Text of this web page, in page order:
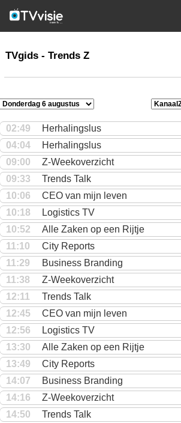
TVgids
TVgids - Trends Z
02:49
Herhalingslus
04:04
Herhalingslus
09:00
Z-Weekoverzicht
09:33
Trends Talk
10:06
CEO van mijn leven
10:18
Logistics TV
10:52
Alle Zaken op een Rijtje
11:10
City Reports
11:29
Business Branding
11:38
Z-Weekoverzicht
12:11
Trends Talk
12:45
CEO van mijn leven
12:56
Logistics TV
13:30
Alle Zaken op een Rijtje
13:49
City Reports
14:07
Business Branding
14:16
Z-Weekoverzicht
14:50
Trends Talk